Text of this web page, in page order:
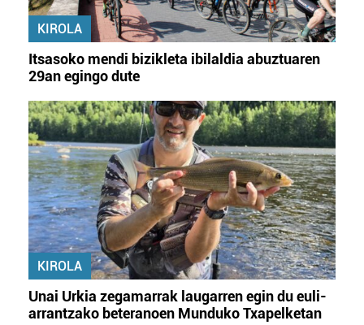
KIROLA
Itsasoko mendi bizikleta ibilaldia abuztuaren
29an egingo dute
KIROLA
Unai Urkia zegamarrak laugarren egin du euli-
arrantzako beteranoen Munduko Txapelketan